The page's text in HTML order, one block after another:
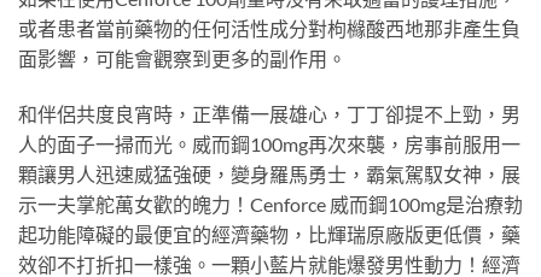
或者患者當前藥物的任何活性成分對枸櫞酸西地那非產生負
面影響，可能會觀察到更多的副作用。
和伴侶共度良宵時，正準備一展雄心，丁丁卻提不上勁，男
人的面子一掃而光。威而鋼100mg再次來襲，房事前服用一
顆讓男人迅速威猛強硬，變身羅馬勇士，霸氣駕馭女神，展
示一夫掌舵萬女歡的魄力！Cenforce 威而鋼100mg是治療勃
起功能障礙的最便宜的經濟藥物，比輝瑞原廠版更低價，藥
效卻不打折扣一樣強。一顆小藍片就能爆發男性動力！經濟